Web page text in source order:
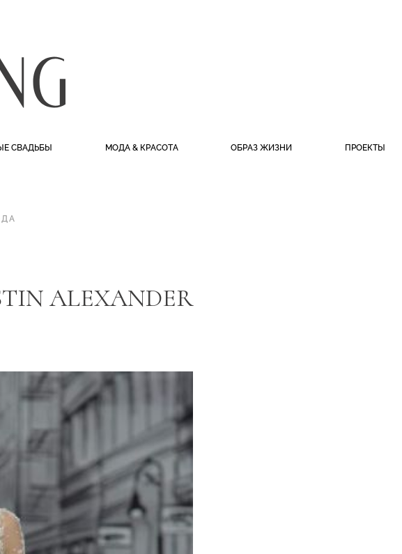
СВАДЬБЫ МОДА & КРАСОТА ОБРАЗ ЖИЗНИ ПРОЕКТЫ
ALEXANDER